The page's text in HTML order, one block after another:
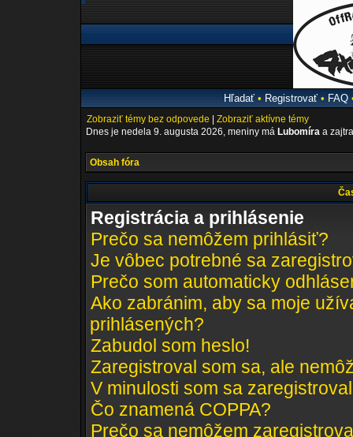
Hľadať• Registrovať• FAQ
Zobraziť témy bez odpovede
Zobraziť aktívne témy
Dnes je nedela 9. augusta 2026, meniny má Lubomíra a
Obsah fóra
Registrácia a prihlásenie
Prečo sa nemôžem prihlásiť?
Je vôbec potrebné sa
Prečo som automaticky
Ako zabránim, aby sa moje
prihlásených?
Zabudol som heslo!
Zaregistroval som sa, ale
V minulosti som sa
Čo znamená COPPA?
Prečo sa nemôžem